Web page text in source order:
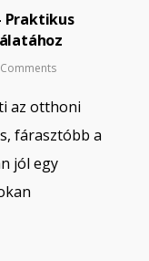
Praktikus
az otthoni
fárasztóbb a
jól egy